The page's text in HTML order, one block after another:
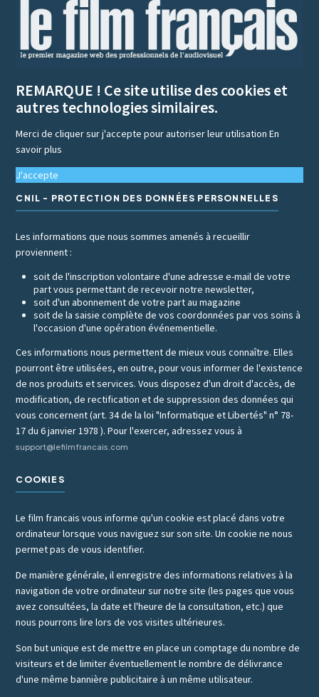
REMARQUE ! Ce site utilise des cookies et
autres technologies similaires.
Merci de cliquer sur j'accepte pour autoriser leur utilisationEn
savoir plus
J'accepte
CNIL - PROTECTION DES DONNÉES PERSONNELLES
Les informations que nous sommes amenés à recueillir
proviennent :
soit de l'inscription volontaire d'une adresse e-mail de votre
part vous permettant de recevoir notre newsletter,
soit d'un abonnement de votre part au magazine
soit de la saisie complète de vos coordonnées par vos soins à
l'occasion d'une opération événementielle.
Ces informations nous permettent de mieux vous connaître. Elles
pourront être utilisées, en outre, pour vous informer de l'existence
de nos produits et services. Vous disposez d'un droit d'accès, de
modification, de rectification et de suppression des données qui
vous concernent (art. 34 de la loi "Informatique et Libertés" n° 78-
17 du 6 janvier 1978 ). Pour l'exercer, adressez vous à
support@lefilmfrancais.com
COOKIES
Le film francais vous informe qu'un cookie est placé dans votre
ordinateur lorsque vous naviguez sur son site. Un cookie ne nous
permet pas de vous identifier.
De manière générale, il enregistre des informations relatives à la
navigation de votre ordinateur sur notre site (les pages que vous
avez consultées, la date et l'heure de la consultation, etc.) que
nous pourrons lire lors de vos visites ultérieures.
Son but unique est de mettre en place un comptage du nombre de
visiteurs et de limiter éventuellement le nombre de délivrance
d'une même bannière publicitaire à un même utilisateur.